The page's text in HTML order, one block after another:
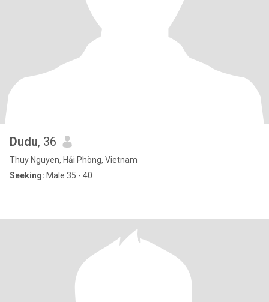
Dudu, 36
Thuy Nguyen, Hải Phòng, Vietnam
Seeking: Male 35 - 40